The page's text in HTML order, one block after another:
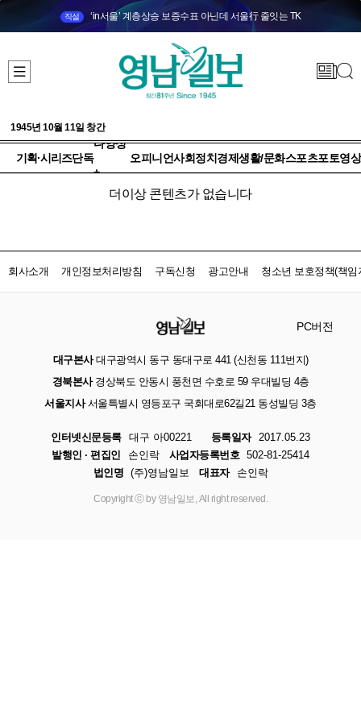
직설 ‘in서울’ 계층상승 보증수표 아닌데 서울行 줄잇는 TK
1945년 10월 11일 창간
기획·시리즈단독
다양성
+
오피니언사회정치 경제생활/문화스포츠포토영상
더이상 콘텐츠가 없습니다
회사소개 개인정보처리방침 구독신청 광고안내 청소년 보호정책(책임
PC버전
대구본사대구광역시 동구 동대구로 441 (신천동 111번지)
경북본사경상북도 안동시 풍천면 수호로 59 우대빌딩 4층
서울지사서울특별시 영등포구 국회대로62길21 동성빌딩 3층
인터넷신문등록 대구 아00221 등록일자
2017.05.23
발행인 · 편집인
손인락 사업자등록번호 502-81-25414
법인명 (주)영남일보 대표자 손인락
Copyright ⓒ by 영남일보, All right reserved.